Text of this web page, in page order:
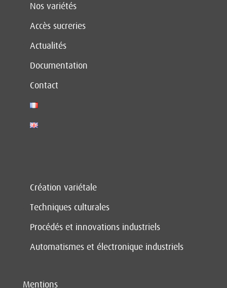
Nos variétés
Accès sucreries
Actualités
Documentation
Contact
Création variétale
Techniques culturales
Procédés et innovations industriels
Automatismes et électronique industriels
Mentions